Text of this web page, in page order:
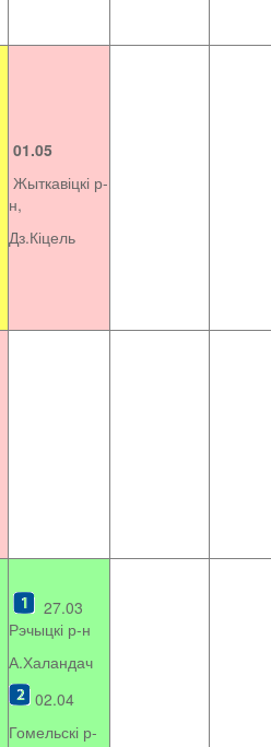
01.05
Жыткавіцкі р-
н,
Дз.Кіцель
27.03
Рэчыцкі р-н
А.Халандач
02.04
Гомельскі р-